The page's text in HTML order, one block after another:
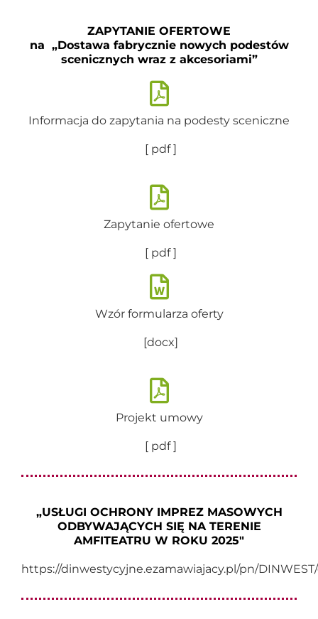
ZAPYTANIE OFERTOWE
na „Dostawa fabrycznie nowych podestów
scenicznych wraz z akcesoriami”
Informacja do zapytania na podesty sceniczne
[ pdf ]
Zapytanie ofertowe
[ pdf ]
Wzór formularza oferty
[docx]
Projekt umowy
[ pdf ]
„USŁUGI OCHRONY IMPREZ MASOWYCH
ODBYWAJĄCYCH SIĘ NA TERENIE
AMFITEATRU W ROKU 2025″
https://dinwestycyjne.ezamawiajacy.pl/pn/